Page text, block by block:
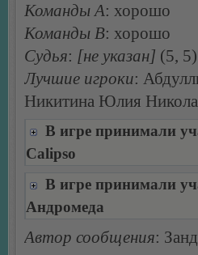
Команды А: хорошо
Команды В: хорошо
Судья: [не указан] (5, 5)
Лучшие игроки:
Никитина Юлия
В игре принимали
Calipso
В игре принимали
Андромеда
Автор сообщения: